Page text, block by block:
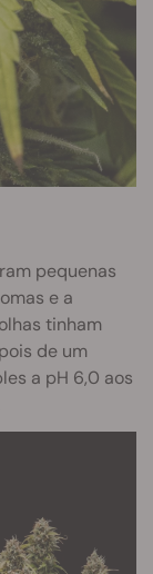
pequenas
e a
tinham
de um
a pH 6,0 aos